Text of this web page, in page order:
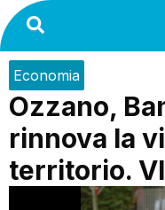
Economia
Ozzano,
rinnova la
territorio.